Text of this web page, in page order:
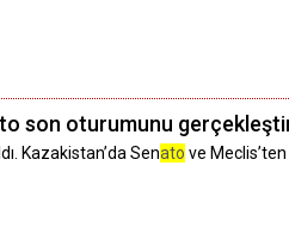
son oturumunu
Kazakistan’da Senato ve